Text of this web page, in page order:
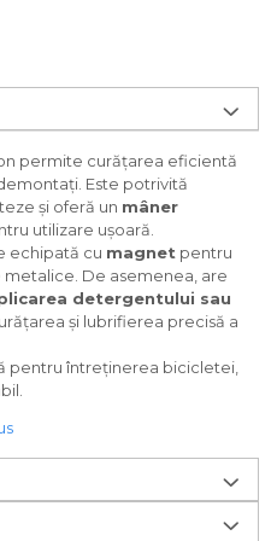
permite curățarea eficientă
Este potrivită
și oferă un mâner
utilizare ușoară.
echipată cu magnet pentru
De asemenea, are
detergentului sau
și lubrifierea precisă a
pentru întreținerea bicicletei,